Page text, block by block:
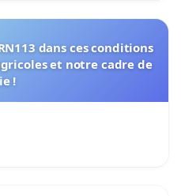
dans ces conditions
et notre cadre de
!